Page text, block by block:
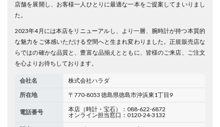
店舗を展開し、お客様一人ひとりに最適な一本をご提案してまいりまし
た。
2023年4月には本店をリニューアルし、より一層、腕時計が持つ本質的
な魅力をご体感いただける空間へと生まれ変わりました。正規販売店な
らではの確かな品質と、豊富な品揃えとともに、皆様のご来店、ご注文
を心よりお待ちしております。
会社名
株式会社ハラダ
所在地
〒770-8053 徳島県徳島市沖浜東1丁目9
電話番号
本店（時計・宝石）：088-622-6872
オンライン担当窓口：0120-24-3132